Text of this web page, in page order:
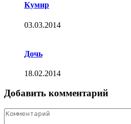
Кумир
03.03.2014
Дочь
18.02.2014
Добавить комментарий